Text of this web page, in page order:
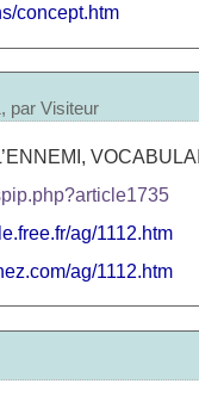
concept.htm
par Visiteur
ag/1112.htm
ag/1112.htm